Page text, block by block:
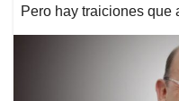
Pero hay traiciones que